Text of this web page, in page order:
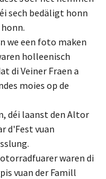
sech bedäligt honn
we een foto maken
holleenisch
di Veiner Fraen a
moies op de
déi laanst den Altor
d'Fest vuan
waren di
vuan der Famill